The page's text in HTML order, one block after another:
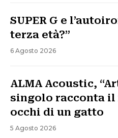
SUPER G e
terza età?”
6 Agosto 2026
ALMA Acoustic,
singolo racconta il
occhi di un gatto
5 Agosto 2026